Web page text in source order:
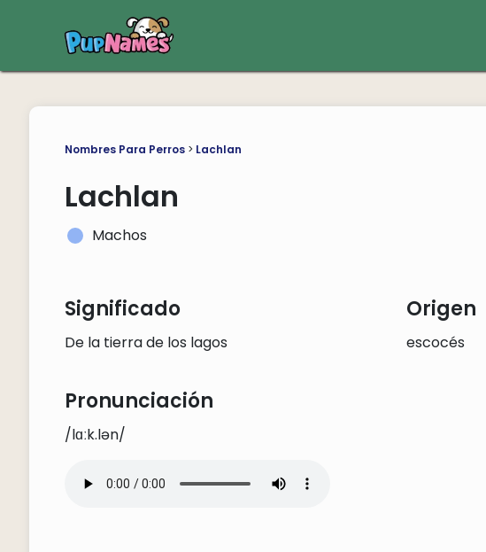
Nombres Para Perros> Lachlan
Lachlan
Machos
Significado
De la tierra de los lagos
Origen
escocés
Pronunciación
/lɑːk.lən/